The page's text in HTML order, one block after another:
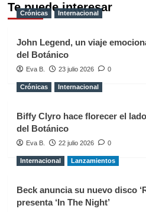
Te puede interesar
Crónicas Internacional
John Legend, un viaje
del Botánico
Eva B. 23 julio 2026 0
Crónicas Internacional
Biffy Clyro hace florecer el
del Botánico
Eva B. 22 julio 2026 0
Internacional Lanzamientos
Beck anuncia su nuevo disco
presenta ‘In The Night’